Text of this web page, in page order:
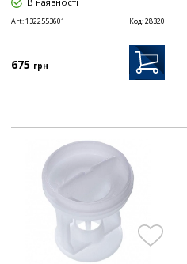
Art:1322553601 Код:28320
675 грн